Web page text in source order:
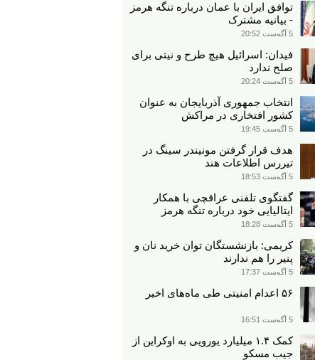
توافق ایران با عمان درباره تنگه هرمز
- بیانیه مشترک
5 آگوست 20:52
فیدان: اسرائیل هیچ طرح و نیتی برای
صلح ندارد
5 آگوست 20:24
انتخاب جمهوری آذربایجان به عنوان
کشور افتخاری در مراکش​
5 آگوست 19:45
هدف قرار گرفتن مونیندر سینگ در
تیررس اطلاعات هند
5 آگوست 18:53
گفتگوی تلفنی عراقچی با همکار
ایتالیایی خود درباره تنگه هرمز
5 آگوست 18:28
کریمی: بازنشستگان توان خرید نان و
پنیر را هم ندارند
5 آگوست 17:37
۵۶ اعدام امنیتی طی ماه‌های اخیر
5 آگوست 16:51
کمک ۱.۴ میلیارد یورویی به اوکراین از
جیب مسکو